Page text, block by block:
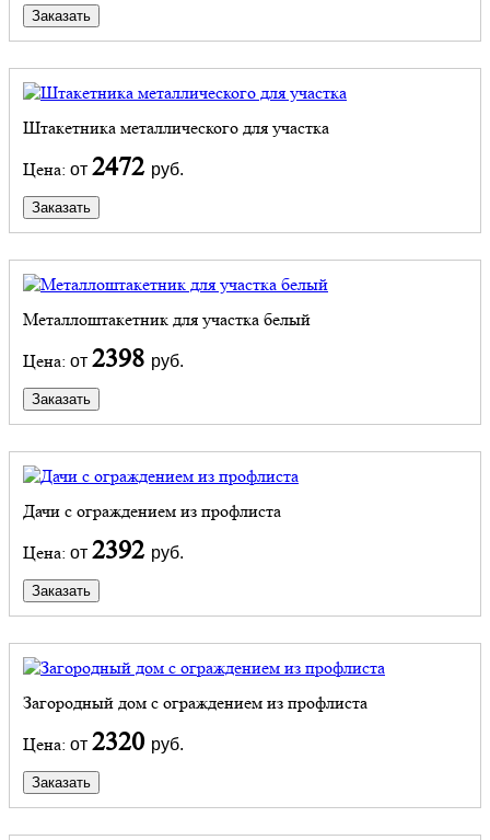
Заказать
Штакетника металлического для участка
Цена: от 2472 руб.
Заказать
Металлоштакетник для участка белый
Цена: от 2398 руб.
Заказать
Дачи с ограждением из профлиста
Цена: от 2392 руб.
Заказать
Загородный дом с ограждением из профлиста
Цена: от 2320 руб.
Заказать